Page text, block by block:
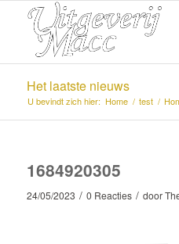
Het laatste nieuws
U bevindt zich hier: Home / test /
1684920305
24/05/2023 / 0 Reacties / door